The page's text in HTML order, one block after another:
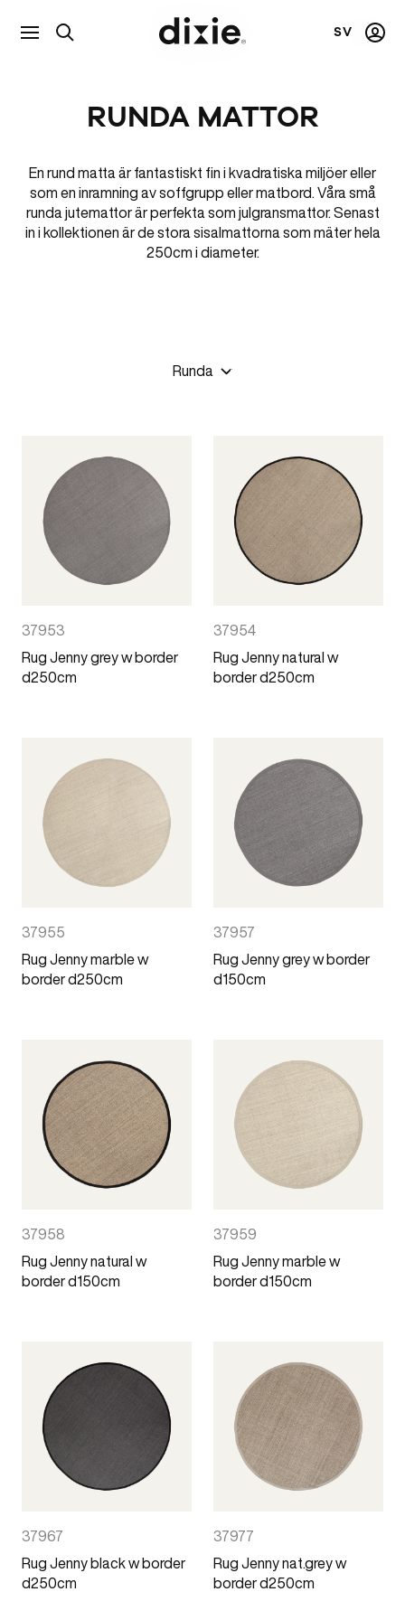
Visa SV
Mitt
RUNDA MATTOR
En rund matta är fantastiskt fin i kvadratiska miljöer eller
som en inramning av soffgrupp eller matbord. Våra små
runda jutemattor är perfekta som julgransmattor. Senast
in i kollektionen är de stora sisalmattorna som mäter hela
250cm i diameter.
Runda
37953
Rug Jenny grey w border
d250cm
37954
Rug Jenny natural w
border d250cm
37955
Rug Jenny marble w
border d250cm
37957
Rug Jenny grey w border
d150cm
37958
Rug Jenny natural w
border d150cm
37959
Rug Jenny marble w
border d150cm
37967
Rug Jenny black w border
d250cm
37977
Rug Jenny nat.grey w
border d250cm